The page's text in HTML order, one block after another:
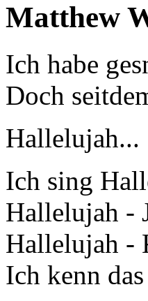
Matthew
Ich habe
Doch
Hallelujah...
Ich sing
Hallelujah -
Hallelujah -
Ich kenn